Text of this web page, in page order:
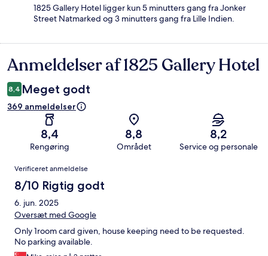
1825 Gallery Hotel ligger kun 5 minutters gang fra Jonker
Street Natmarked og 3 minutters gang fra Lille Indien.
Anmeldelser
Anmeldelser af 1825 Gallery Hotel
8,4 Meget godt
369 anmeldelser
8,4
Rengøring
8,8
Området
8,2
Service og personale
Anmeldelser
Verificeret anmeldelse
8/10 Rigtig godt
6. jun. 2025
Oversæt med Google
Only 1room card given, house keeping need to be requested.
No parking available.